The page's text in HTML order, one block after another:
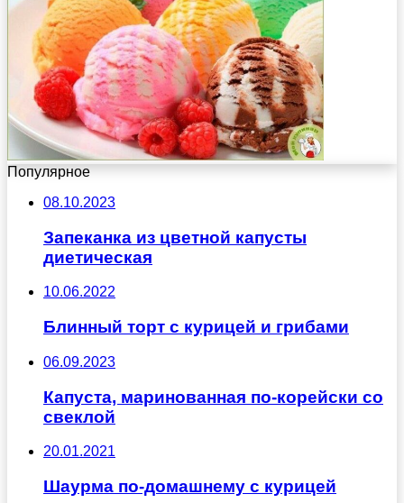
Популярное
08.10.2023
Запеканка из цветной капусты
диетическая
10.06.2022
Блинный торт с курицей и грибами
06.09.2023
Капуста, маринованная по-корейски со
свеклой
20.01.2021
Шаурма по-домашнему с курицей